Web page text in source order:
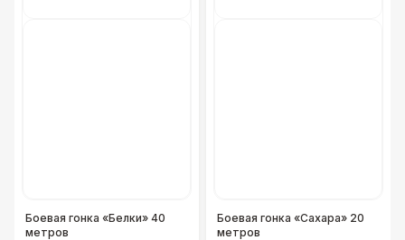
Боевая гонка «Белки» 40
метров
Боевая гонка «Сахара» 20
метров